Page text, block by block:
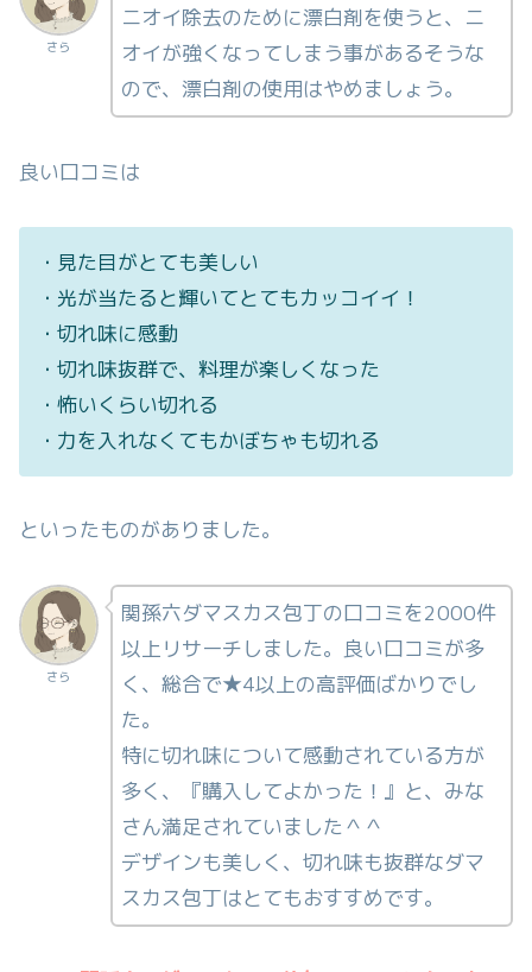
さら
ニオイ除去のために漂白剤を使うと、ニ
オイが強くなってしまう事があるそうな
ので、漂白剤の使用はやめましょう。
良い口コミは
・見た目がとても美しい
・光が当たると輝いてとてもカッコイイ！
・切れ味に感動
・切れ味抜群で、料理が楽しくなった
・怖いくらい切れる
・力を入れなくてもかぼちゃも切れる
といったものがありました。
さら
関孫六ダマスカス包丁の口コミを2000件
以上リサーチしました。良い口コミが多
く、総合で★4以上の高評価ばかりでし
た。
特に切れ味について感動されている方が
多く、『購入してよかった！』と、みな
さん満足されていました＾＾
デザインも美しく、切れ味も抜群なダマ
スカス包丁はとてもおすすめです。